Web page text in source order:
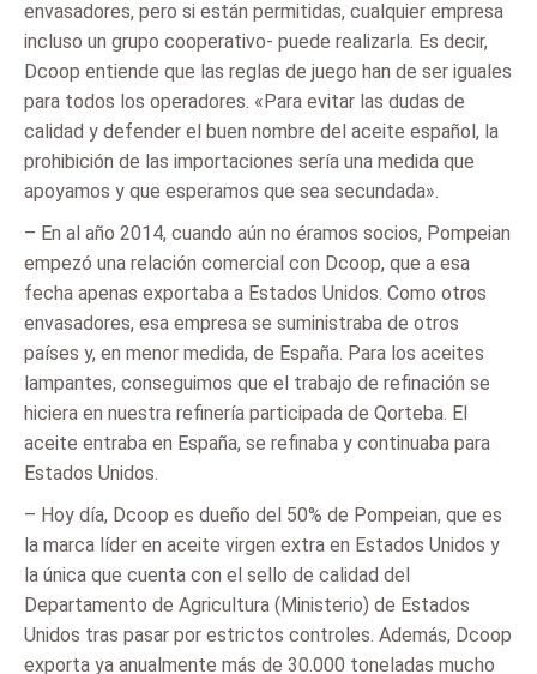
envasadores, pero si están permitidas, cualquier empresa
incluso un grupo cooperativo- puede realizarla. Es decir,
Dcoop entiende que las reglas de juego han de ser iguales
para todos los operadores. «Para evitar las dudas de
calidad y defender el buen nombre del aceite español, la
prohibición de las importaciones sería una medida que
apoyamos y que esperamos que sea secundada».
– En al año 2014, cuando aún no éramos socios, Pompeian
empezó una relación comercial con Dcoop, que a esa
fecha apenas exportaba a Estados Unidos. Como otros
envasadores, esa empresa se suministraba de otros
países y, en menor medida, de España. Para los aceites
lampantes, conseguimos que el trabajo de refinación se
hiciera en nuestra refinería participada de Qorteba. El
aceite entraba en España, se refinaba y continuaba para
Estados Unidos.
– Hoy día, Dcoop es dueño del 50% de Pompeian, que es
la marca líder en aceite virgen extra en Estados Unidos y
la única que cuenta con el sello de calidad del
Departamento de Agricultura (Ministerio) de Estados
Unidos tras pasar por estrictos controles. Además, Dcoop
exporta ya anualmente más de 30.000 toneladas mucho